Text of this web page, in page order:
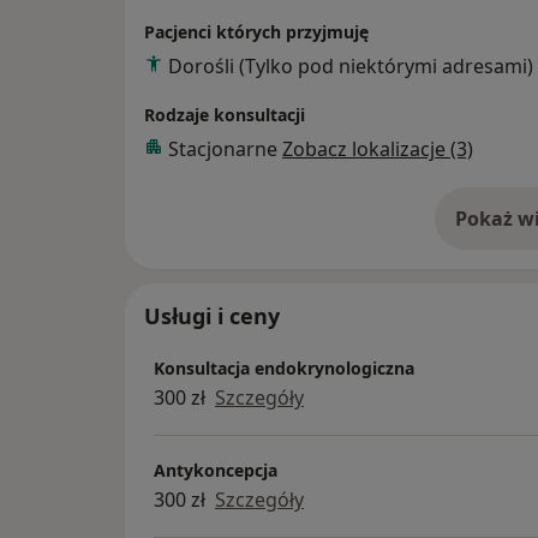
Technology Clinics and Laboratories),
Reproduction and Embriology), Polskiego
Polskiego Towarzystwa Ginekologicznego,
i współautorem kilkudziesięciu prac
polskich
Pacjenci których przyjmuję
Dorośli (Tylko pod niektórymi adresami)
Rodzaje konsultacji
Stacjonarne Zobacz lokalizacje (3)
Pokaż o
Usługi i ceny
Konsultacja endokrynologiczna
300 zł Szczegóły
Antykoncepcja
300 zł Szczegóły